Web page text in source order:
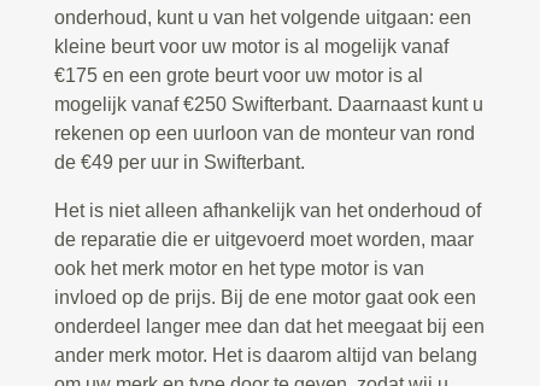
onderhoud, kunt u van het volgende uitgaan: een
kleine beurt voor uw motor is al mogelijk vanaf
€175 en een grote beurt voor uw motor is al
mogelijk vanaf €250 Swifterbant. Daarnaast kunt u
rekenen op een uurloon van de monteur van rond
de €49 per uur in Swifterbant.
Het is niet alleen afhankelijk van het onderhoud of
de reparatie die er uitgevoerd moet worden, maar
ook het merk motor en het type motor is van
invloed op de prijs. Bij de ene motor gaat ook een
onderdeel langer mee dan dat het meegaat bij een
ander merk motor. Het is daarom altijd van belang